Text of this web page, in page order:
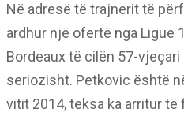
Në adresë të trajnerit të
ardhur një ofertë nga Ligue
Bordeaux të cilën 57-
seriozisht. Petkovic është
vitit 2014, teksa ka arritur